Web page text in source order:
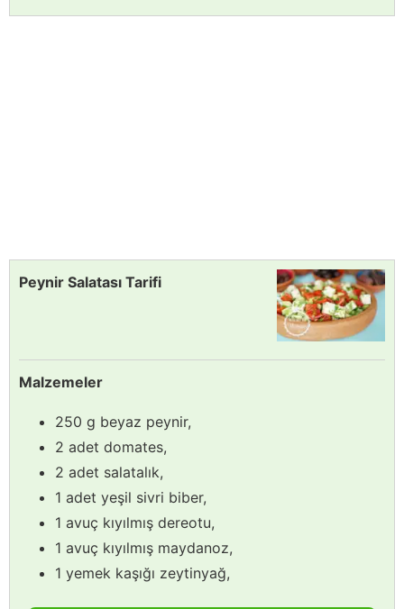
Peynir Salatası Tarifi
Malzemeler
250 g beyaz peynir,
2 adet domates,
2 adet salatalık,
1 adet yeşil sivri biber,
1 avuç kıyılmış dereotu,
1 avuç kıyılmış maydanoz,
1 yemek kaşığı zeytinyağ,